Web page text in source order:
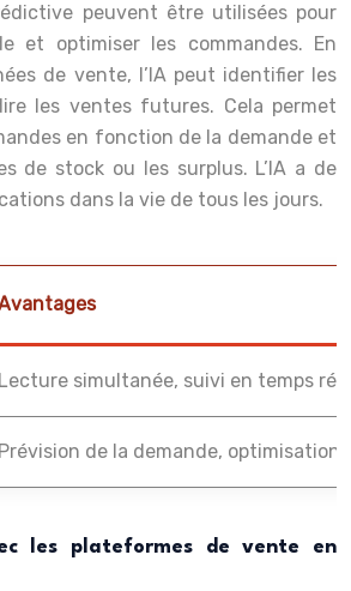
peuvent être utilisées pour
et optimiser les commandes. En
de vente, l’IA peut identifier les
les ventes futures. Cela permet
en fonction de la demande et
de stock ou les surplus. L’IA a de
dans la vie de tous les jours.
Lecture simultanée, suivi en temps
Prévision de la demande, optimisation
les plateformes de vente en